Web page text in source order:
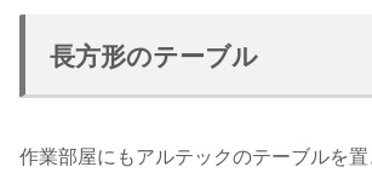
長方形のテーブル
作業部屋にもアルテックのテーブルを置